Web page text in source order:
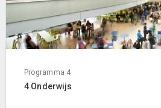
Programma 4
4 Onderwijs